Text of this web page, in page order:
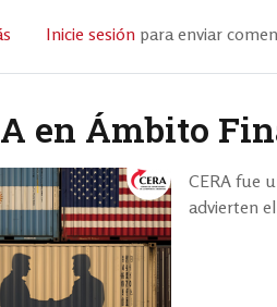
sobre
Movant
retomó
la
Estrategia
Nacional
Exportadora
de
Inicie sesión para enviar
en Ámbito
CERA fue
advierten